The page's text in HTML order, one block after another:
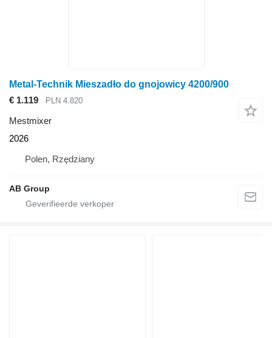
Metal-Technik Mieszadło do gnojowicy 4200/900
€ 1.119
PLN 4.820
Mestmixer
2026
Polen, Rzędziany
AB Group